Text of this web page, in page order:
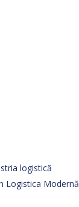
logistică
Logistica Modernă